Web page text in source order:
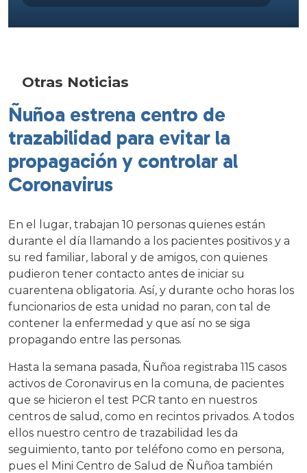
Otras Noticias
Ñuñoa estrena centro de
trazabilidad para evitar la
propagación y controlar al
Coronavirus
En el lugar, trabajan 10 personas quienes están
durante el día llamando a los pacientes positivos y a
su red familiar, laboral y de amigos, con quienes
pudieron tener contacto antes de iniciar su
cuarentena obligatoria. Así, y durante ocho horas los
funcionarios de esta unidad no paran, con tal de
contener la enfermedad y que así no se siga
propagando entre las personas.
Hasta la semana pasada, Ñuñoa registraba 115 casos
activos de Coronavirus en la comuna, de pacientes
que se hicieron el test PCR tanto en nuestros
centros de salud, como en recintos privados. A todos
ellos nuestro centro de trazabilidad les da
seguimiento, tanto por teléfono como en persona,
pues el Mini Centro de Salud de Ñuñoa también